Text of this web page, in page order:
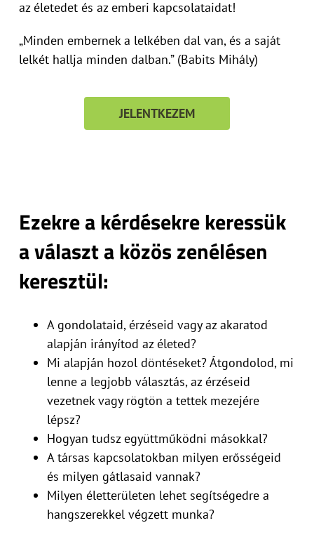
az életedet és az emberi kapcsolataidat!
„Minden embernek a lelkében dal van, és a saját
lelkét hallja minden dalban.” (Babits Mihály)
JELENTKEZEM
Ezekre a kérdésekre keressük
a választ a közös zenélésen
keresztül:
A gondolataid, érzéseid vagy az akaratod
alapján irányítod az életed?
Mi alapján hozol döntéseket? Átgondolod, mi
lenne a legjobb választás, az érzéseid
vezetnek vagy rögtön a tettek mezejére
lépsz?
Hogyan tudsz együttműködni másokkal?
A társas kapcsolatokban milyen erősségeid
és milyen gátlasaid vannak?
Milyen életterületen lehet segítségedre a
hangszerekkel végzett munka?